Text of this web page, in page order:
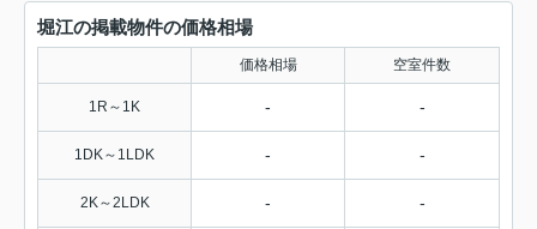
堀江の掲載物件の価格相場
価格相場 空室件数
1R～1K - -
1DK～1LDK - -
2K～2LDK - -